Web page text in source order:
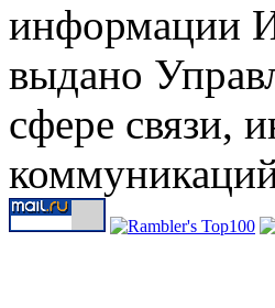
информации
выдано
сфере связи,